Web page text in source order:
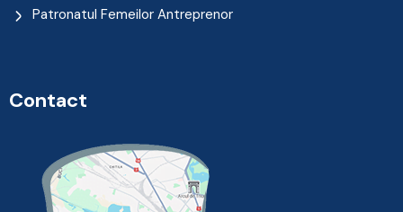
Patronatul Femeilor Antreprenor
Contact